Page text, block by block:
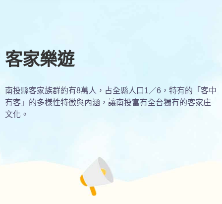
客家樂遊
南投縣客家族群約有8萬人，占全縣人口1／6，特有的「客中
有客」的多樣性特徵與內涵，讓南投富有全台獨有的客家庄
文化。